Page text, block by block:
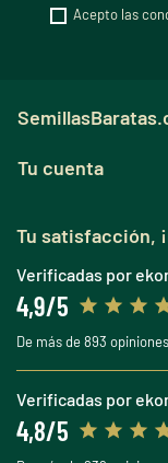
Acepto las
Tu cuenta
Tu satisfacción,
Verificadas por
4,9/5
De más de 893
Verificadas por
4,8/5